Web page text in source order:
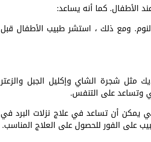
الأطفال. كما أنه يساعد:
ومع ذلك ، استشر طبيب الأطفال قبل
مثل شجرة الشاي وإكليل الجبل والزعتر
وتساعد على التنفس.
يمكن أن تساعد في علاج نزلات البرد في
على الفور للحصول على العلاج المناسب.